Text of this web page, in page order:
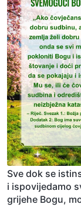
Sve dok se
i ispovijedamo
grijehe Bogu,